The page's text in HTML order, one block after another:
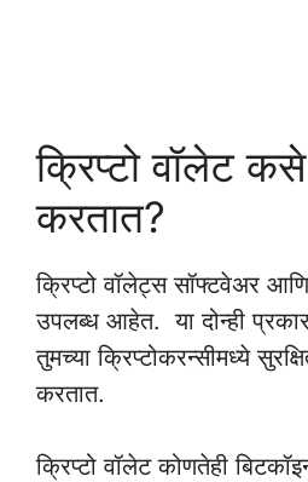
क्रिप्टो वॉलेट कसे
करतात?
क्रिप्टो वॉलेट्स सॉफ्टवेअर
उपलब्ध आहेत. या दोन्ही
तुमच्या क्रिप्टोकरन्सीमध्ये
करतात.
क्रिप्टो वॉलेट कोणतेही